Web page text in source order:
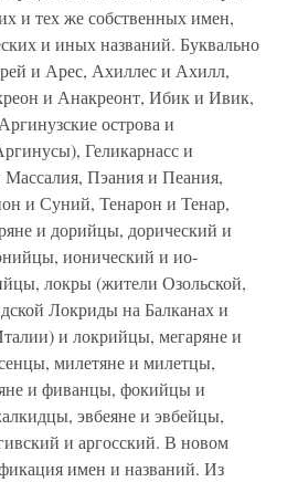
и тех же собственных имен,
и иных названий. Буквально
и Арес, Ахиллес и Ахилл,
и Анакреонт, Ибик и Ивик,
острова и
Геликарнасс и
Массалия, Пэания и Пеания,
и Суний, Тенарон и Тенар,
и дорийцы, дори­ческий и
ионический и ио­
локры (жители Озольской,
Локриды на Балканах и
и локрийцы, мегаряне и
милетяне и милетцы,
и фиванцы, фокийцы и
эвбеяне и эвбейцы,
и аргосский. В новом
имен и названий. Из